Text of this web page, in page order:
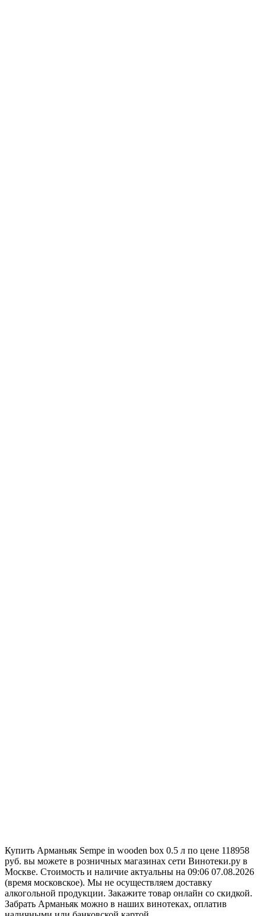
Купить Арманьяк Sempe in wooden box 0.5 л по цене 118958
руб. вы можете в розничных магазинах сети Винотеки.ру в
Москве. Стоимость и наличие актуальны на 09:06 07.08.2026
(время московское). Мы не осуществляем доставку
алкогольной продукции. Закажите товар онлайн со скидкой.
Забрать Арманьяк можно в наших винотеках, оплатив